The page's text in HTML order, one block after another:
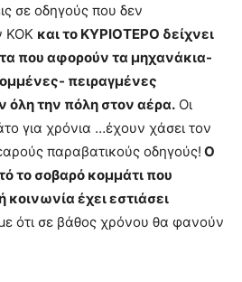
σε οδηγούς που δεν
ΚΟΚ και το ΚΥΡΙΟΤΕΡΟ δείχνει
που αφορούν τα μηχανάκια-
πειραγμένες
όλη την πόλη στον αέρα. Οι
για χρόνια …έχουν χάσει τον
παραβατικούς οδηγούς! Ο
το σοβαρό κομμάτι που
κοινωνία έχει εστιάσει
ότι σε βάθος χρόνου θα φανούν